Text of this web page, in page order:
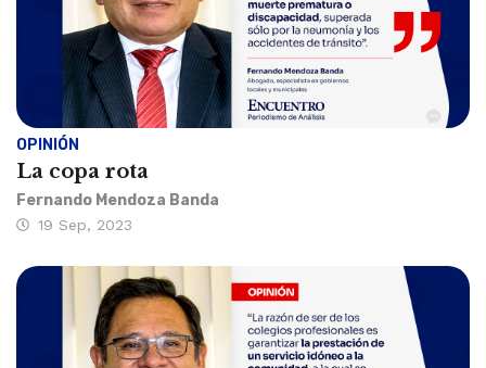
OPINIÓN
La copa rota
Fernando Mendoza Banda
19 Sep, 2023